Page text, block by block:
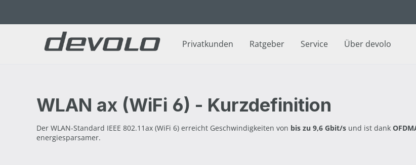
Privatkunden Ratgeber Service Über devolo
WLAN ax (WiFi 6) - Kurzdefinition
Der WLAN-Standard IEEE 802.11ax (WiFi 6) erreicht Geschwindigkeiten von bis zu 9,6 Gbit/s und ist dank
energiesparsamer.